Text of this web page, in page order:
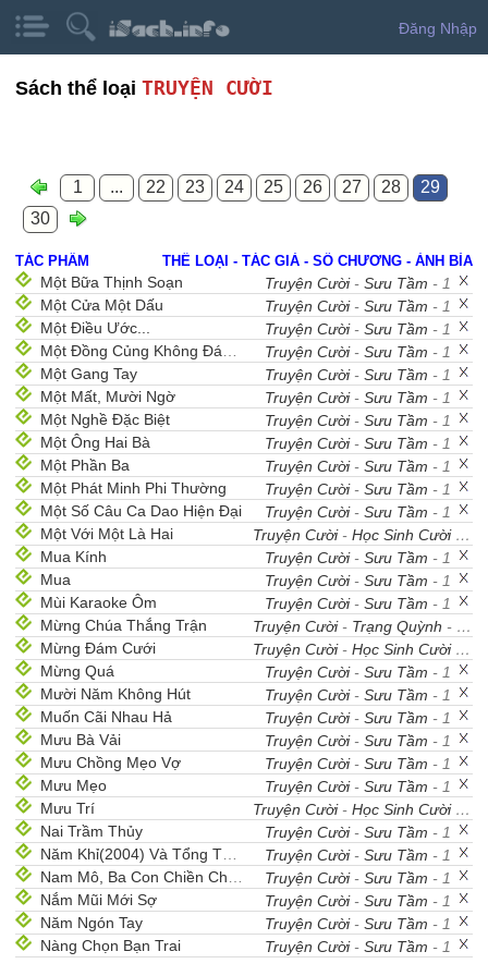
Đăng Nhập
Sách thể loại TRUYỆN CƯỜI
1 ... 22 23 24 25 26 27 28
29
30
TÁC PHẨM THỂ LOẠI - TÁC GIẢ - SỐ CHƯƠNG - ẢNH BÌA
Một Bữa Thịnh Soạn Truyện Cười- Sưu Tầm - 1
Một Cửa Một Dấu
Truyện Cười- Sưu Tầm - 1
Một Điều Ước...
Truyện Cười- Sưu Tầm - 1
Một Đồng Củng Không Đáng Nữa
Truyện Cười- Sưu Tầm - 1
Một Gang Tay
Truyện Cười- Sưu Tầm - 1
Một Mất, Mười Ngờ
Truyện Cười- Sưu Tầm - 1
Một Nghề Đặc Biệt
Truyện Cười- Sưu Tầm - 1
Một Ông Hai Bà
Truyện Cười- Sưu Tầm - 1
Một Phần Ba
Truyện Cười- Sưu Tầm - 1
Một Phát Minh Phi Thường
Truyện Cười- Sưu Tầm - 1
Một Số Câu Ca Dao Hiện Đại
Truyện Cười- Sưu Tầm - 1
Một Với Một Là Hai
Truyện Cười-Học Sinh Cười- 1
Mua Kính
Truyện Cười- Sưu Tầm - 1
Mua
Truyện Cười- Sưu Tầm - 1
Mùi Karaoke Ôm
Truyện Cười- Sưu Tầm - 1
Mừng Chúa Thắng Trận
Truyện Cười- Trạng Quỳnh - 1
Mừng Đám Cưới
Truyện Cười-Học Sinh Cười- 1
Mừng Quá
Truyện Cười- Sưu Tầm - 1
Mười Năm Không Hút
Truyện Cười- Sưu Tầm - 1
Muốn Cãi Nhau Hả
Truyện Cười- Sưu Tầm - 1
Mưu Bà Vải
Truyện Cười- Sưu Tầm - 1
Mưu Chồng Mẹo Vợ
Truyện Cười- Sưu Tầm - 1
Mưu Mẹo
Truyện Cười- Sưu Tầm - 1
Mưu Trí
Truyện Cười-Học Sinh Cười- 1
Nai Trầm Thủy
Truyện Cười- Sưu Tầm - 1
Năm Khỉ(2004) Và Tổng Thống Bush
Truyện Cười- Sưu Tầm - 1
Nam Mô, Ba Con Chiền Chiện
Truyện Cười- Sưu Tầm - 1
Nắm Mũi Mới Sợ
Truyện Cười- Sưu Tầm - 1
Năm Ngón Tay
Truyện Cười- Sưu Tầm - 1
Nàng Chọn Bạn Trai
Truyện Cười- Sưu Tầm - 1